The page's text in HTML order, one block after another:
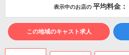
表示中のお店の 平均料金：
この地域のキャスト求人